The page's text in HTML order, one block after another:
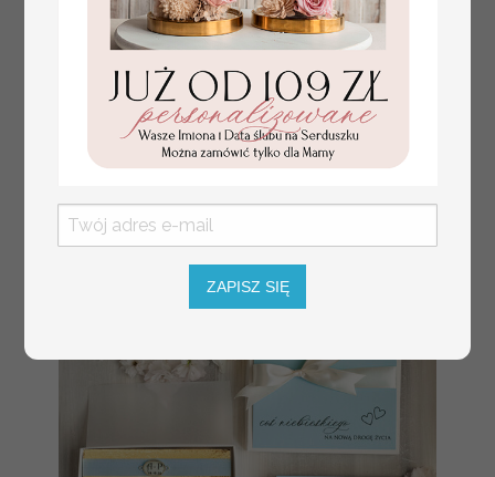
Komunijne
podziękowanie
dla Matki i Ojca
Chrzestnego
podziękowania
dla chrzestnych
Promocja:
139.00 PLN/165.00 PLN
ZAPISZ SIĘ